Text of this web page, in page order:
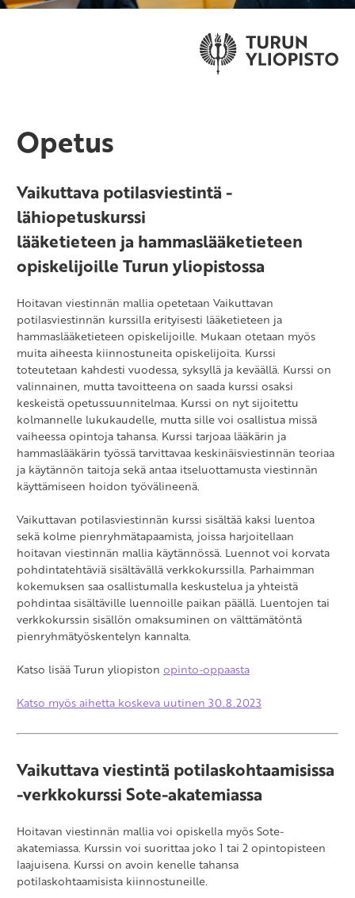
Opetus
Vaikuttava potilasviestintä -
lähiopetuskurssi
lääketieteen ja hammaslääketieteen
opiskelijoille Turun yliopistossa
Hoitavan viestinnän mallia opetetaan Vaikuttavan
potilasviestinnän kurssilla erityisesti lääketieteen ja
hammaslääketieteen opiskelijoille. Mukaan otetaan myös
muita aiheesta kiinnostuneita opiskelijoita. Kurssi
toteutetaan kahdesti vuodessa, syksyllä ja keväällä. Kurssi on
valinnainen, mutta tavoitteena on saada kurssi osaksi
keskeistä opetussuunnitelmaa. Kurssi on nyt sijoitettu
kolmannelle lukukaudelle, mutta sille voi osallistua missä
vaiheessa opintoja tahansa. Kurssi tarjoaa lääkärin ja
hammaslääkärin työssä tarvittavaa keskinäisviestinnän teoriaa
ja käytännön taitoja sekä antaa itseluottamusta viestinnän
käyttämiseen hoidon työvälineenä.
Vaikuttavan potilasviestinnän kurssi sisältää kaksi luentoa
sekä kolme pienryhmätapaamista, joissa harjoitellaan
hoitavan viestinnän mallia käytännössä. Luennot voi korvata
pohdintatehtäviä sisältävällä verkkokurssilla. Parhaimman
kokemuksen saa osallistumalla keskustelua ja yhteistä
pohdintaa sisältäville luennoille paikan päällä. Luentojen tai
verkkokurssin sisällön omaksuminen on välttämätöntä
pienryhmätyöskentelyn kannalta.
Katso lisää Turun yliopiston opinto-oppaasta
Katso myös aihetta koskeva uutinen 30.8.2023
Vaikuttava viestintä potilaskohtaamisissa
-verkkokurssi Sote-akatemiassa
Hoitavan viestinnän mallia voi opiskella myös Sote-
akatemiassa. Kurssin voi suorittaa joko 1 tai 2 opintopisteen
laajuisena. Kurssi on avoin kenelle tahansa
potilaskohtaamisista kiinnostuneille.